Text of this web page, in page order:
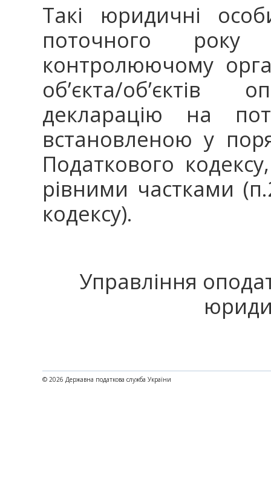
Такі юридичні
поточного року
контролюючому
об’єкта/об’єктів
декларацію на
встановленою у
Податкового
рівними частками
кодексу).
Управління
© 2026 Державна податкова служба України